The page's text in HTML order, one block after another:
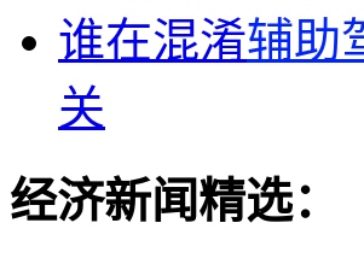
谁在混淆辅助
关
经济新闻精选：